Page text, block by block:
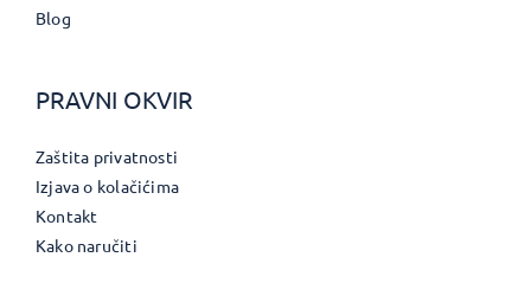
Blog
PRAVNI OKVIR
Zaštita privatnosti
Izjava o kolačićima
Kontakt
Kako naručiti